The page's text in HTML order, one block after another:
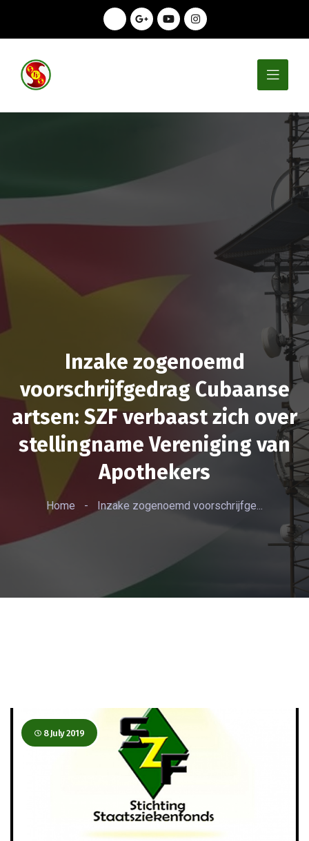
Inzake zogenoemd
voorschrijfgedrag Cubaanse
artsen: SZF verbaast zich over
stellingname Vereniging van
Apothekers
Home - Inzake zogenoemd voorschrijfge...
8 July 2019